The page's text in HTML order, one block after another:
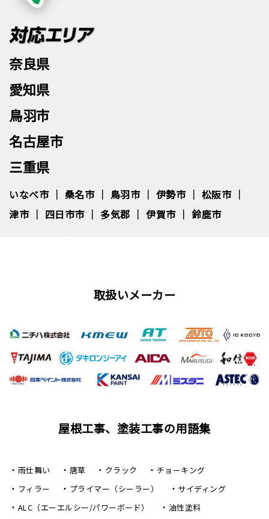
奈良県
愛知県
鳥羽市
名古屋市
三重県
いなべ市 桑名市 鳥羽市 伊勢市
松阪市
津市
四日市市 多気郡 伊賀市 鈴鹿市
取扱いメーカー
屋根工事、塗装工事の用語集
雨仕舞い 唐草 クラック
チョーキング
フィラー
プライマー（シーラー）
サイディング
ALC（エーエルシー/パワーボード）
油性塗料